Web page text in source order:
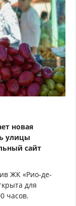
новая
улицы
сайт
ЖК «Рио-де-
для
часов.